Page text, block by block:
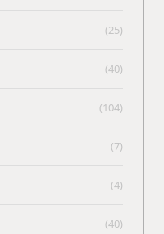
(25)
(40)
(104)
(7)
(4)
(40)